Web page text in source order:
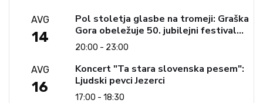
AVG
14
Pol stoletja glasbe na tromeji: Graška
Gora obeležuje 50. jubilejni festival
narodno-zabavne glasbe
20:00 - 23:00
AVG
16
Koncert "Ta stara slovenska pesem":
Ljudski pevci Jezerci
17:00 - 18:30